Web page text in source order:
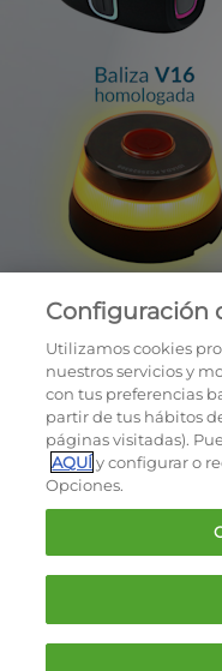
Términos y
Configuración
Utilizamos cookies
nuestros servicios y
con tus preferencias
partir de tus hábitos
páginas visitadas).
AQUÍy configurar o
Opciones.